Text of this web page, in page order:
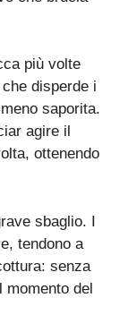
più volte
disperde i
saporita.
agire il
ottenendo
sbaglio. I
tendono a
senza
momento del